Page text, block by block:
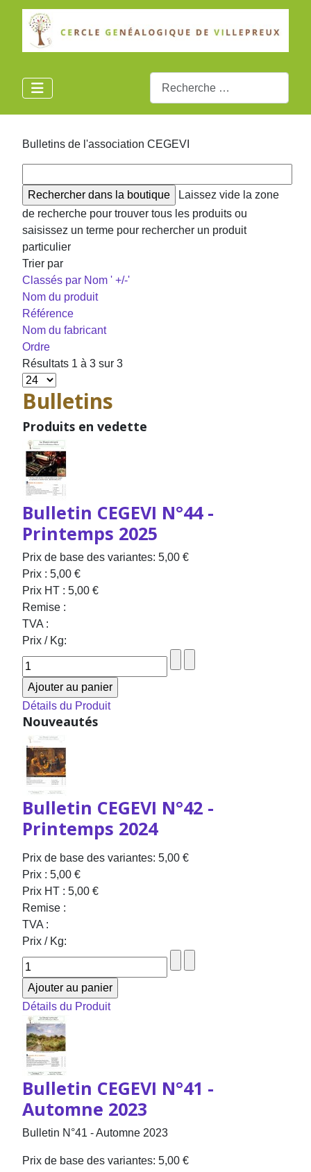
Bulletins de l'association CEGEVI
Laissez vide la zone
de recherche pour trouver tous les produits ou
saisissez un terme pour rechercher un produit
particulier
Trier par
Classés par Nom ' +/-'
Nom du produit
Référence
Nom du fabricant
Ordre
Résultats 1 à 3 sur 3
Bulletins
Produits en vedette
Bulletin CEGEVI N°44 -
Printemps 2025
Prix de base des variantes: 5,00 €
Prix : 5,00 €
Prix HT : 5,00 €
Remise :
TVA :
Prix / Kg:
Détails du Produit
Nouveautés
Bulletin CEGEVI N°42 -
Printemps 2024
Prix de base des variantes: 5,00 €
Prix : 5,00 €
Prix HT : 5,00 €
Remise :
TVA :
Prix / Kg:
Détails du Produit
Bulletin CEGEVI N°41 -
Automne 2023
Bulletin N°41 - Automne 2023
Prix de base des variantes: 5,00 €